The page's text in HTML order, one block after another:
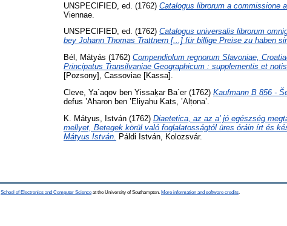
UNSPECIFIED, ed. (1762) Catalogus librorum a commissione
Viennae.
UNSPECIFIED, ed. (1762) Catalogus universalis librorum
bey Johann Thomas Trattnern [...] für billige Preise zu haben
Bél, Mátyás (1762) Compendiolum regnorum Slavoniae,
Principatus Transilvaniae Geographicum : supplementis et
[Pozsony], Cassoviae [Kassa].
Cleve, Ya`aqov ben Yissaḵar Ba`er(1762) Kaufmann B 856 -
defus ’Aharon ben ’Eliyahu Kats, ’Alṭona’.
K. Mátyus, István (1762) Diaetetica, az az a' jó egészség
mellyet, Betegek körül való foglalatosságtól üres óráin írt és
Mátyus István.
Páldi István, Kolozsvár.
School of Electronics and Computer Science at the University of Southampton. More information and software credits